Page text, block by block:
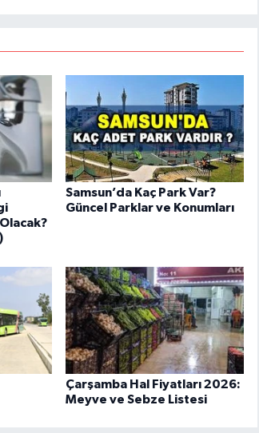
Samsun’da Kaç Park Var?
Güncel Parklar ve Konumları
Çarşamba Hal Fiyatları 2026:
Meyve ve Sebze Listesi